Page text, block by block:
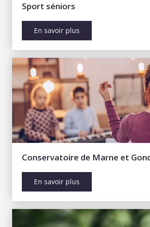
Sport séniors
En savoir plus
Conservatoire de Marne et
En savoir plus